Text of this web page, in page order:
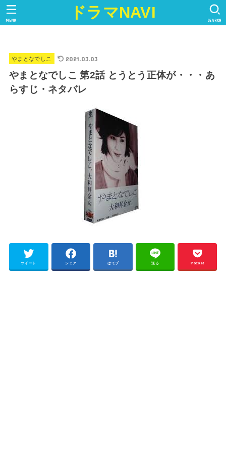
ドラマNAVI SEARCH
MENU
やまとなでしこ 2021.03.03
やまとなでしこ 第2話 とうとう正体が・・・あ
らすじ・ネタバレ
ツイート シェア はてブ 送る Pocket